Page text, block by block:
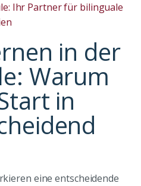
Ihr Partner für bilinguale
in der
Warum
in
eine entscheidende